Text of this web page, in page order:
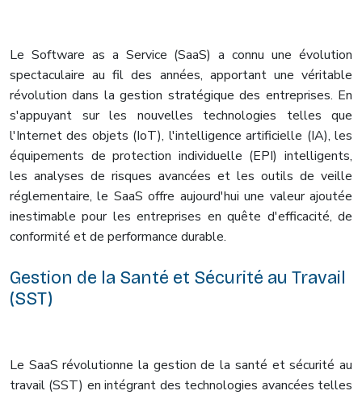
Le Software as a Service (SaaS) a connu une évolution
spectaculaire au fil des années, apportant une véritable
révolution dans la gestion stratégique des entreprises. En
s'appuyant sur les nouvelles technologies telles que
l'Internet des objets (IoT), l'intelligence artificielle (IA), les
équipements de protection individuelle (EPI) intelligents,
les analyses de risques avancées et les outils de veille
réglementaire, le SaaS offre aujourd'hui une valeur ajoutée
inestimable pour les entreprises en quête d'efficacité, de
conformité et de performance durable.
Gestion de la Santé et Sécurité au Travail
(SST)
Le SaaS révolutionne la gestion de la santé et sécurité au
travail (SST) en intégrant des technologies avancées telles